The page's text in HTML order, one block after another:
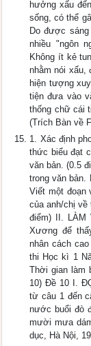
hưởng xấu
sống, có thể
Do được
nhiều "ngôn
Không ít kẻ
nhằm nói xấu,
hiện tượng
tiện đưa vào
thống chữ cái
(Trích Bàn về
1. Xác định
thức biểu đạt
văn bản. (0.5
trong văn bản.
Viết một đoạn
của anh/chị
điểm) II. LÀM
Xương để
nhân cách
thi Học kì 1
Thời gian làm
10) Đề 10 I.
từ câu 1 đến
nước buổi đò
mười mưa
dục, Hà Nội,